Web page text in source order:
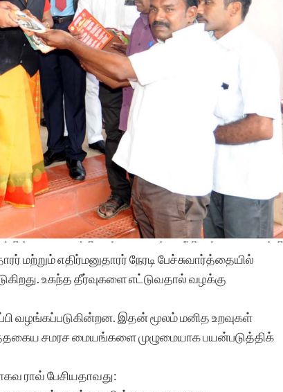
மற்றும் எதிர்மனுதாரர் நேரடி பேச்சுவார்த்தையில்
உகந்த தீர்வுகளை எட்டுவதால் வழக்கு
வழங்கப்படுகின்றன. இதன் மூலம் மனித உறவுகள்
சமரச மையங்களை முழுமையாக பயன்படுத்திக்
ராவ் பேசியதாவது: